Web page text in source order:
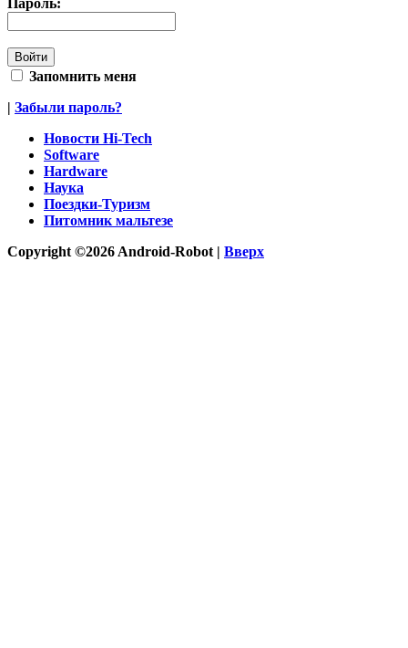
Пароль:
Запомнить меня
| Забыли пароль?
Новости Hi-Tech
Software
Hardware
Наука
Поездки-Туризм
Питомник мальтезе
Copyright ©2026 Android-Robot | Вверх